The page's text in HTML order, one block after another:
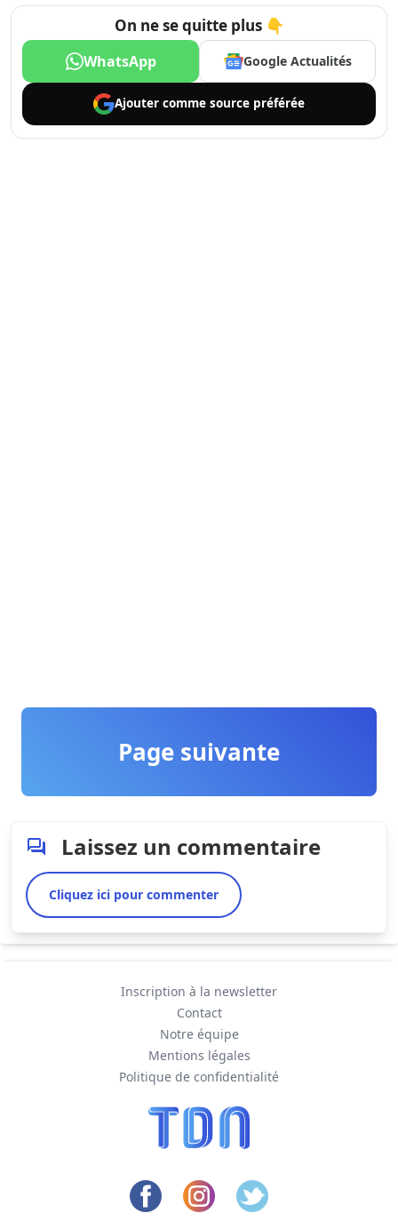
On ne se quitte plus 👇
WhatsApp Google Actualités
Ajouter comme source préférée
Page suivante
Laissez un commentaire
Cliquez ici pour commenter
Inscription à la newsletter
Contact
Notre équipe
Mentions légales
Politique de confidentialité